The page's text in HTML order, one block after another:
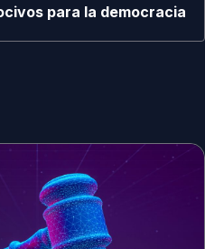
para la democracia